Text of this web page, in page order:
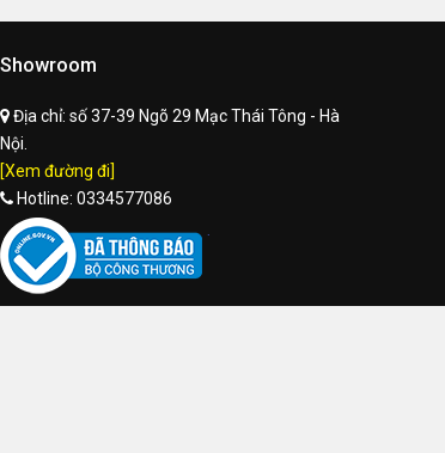
Showroom
Địa chỉ: số 37-39 Ngõ 29 Mạc Thái Tông - Hà
Nội.
[Xem đường đi]
Hotline: 0334577086